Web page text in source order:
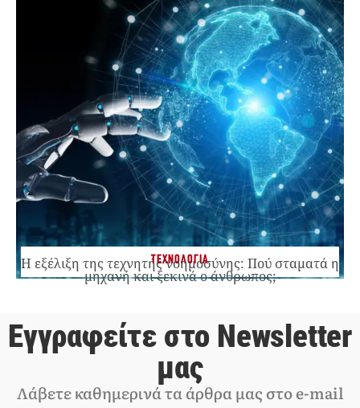
ΤΕΧΝΟΛΟΓΙΑ
Η εξέλιξη της τεχνητής νοημοσύνης: Πού σταματά η
μηχανή και ξεκινά ο άνθρωπος;
Εγγραφείτε στο Newsletter
μας
Λάβετε καθημερινά τα άρθρα μας στο e-mail